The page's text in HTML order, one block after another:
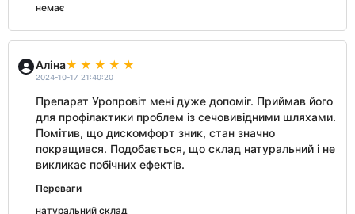
немає
Аліна
2024-10-17 21:40:20
Препарат Уропровіт мені дуже допоміг. Приймав його
для профілактики проблем із сечовивідними шляхами.
Помітив, що дискомфорт зник, стан значно
покращився. Подобається, що склад натуральний і не
викликає побічних ефектів.
Переваги
натуральний склад